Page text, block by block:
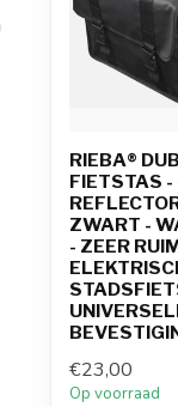
RIEBA®
FIETSTAS
ZWART -
- ZEER
€23,00
Op voorraad